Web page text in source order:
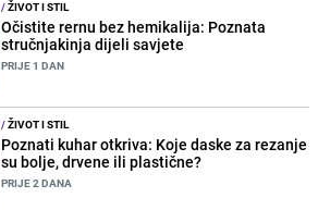
/ŽIVOT I STIL
Očistite rernu bez hemikalija: Poznata
stručnjakinja dijeli savjete
PRIJE 1 DAN
/ŽIVOT I STIL
Poznati kuhar otkriva: Koje daske za rezanje
su bolje, drvene ili plastične?
PRIJE 2 DANA